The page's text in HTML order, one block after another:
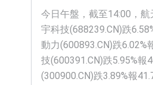
今日午盤，截至14:00，
宇科技(688239.CN)跌
動力(600893.CN)跌6.02%
技(600391.CN)跌5.95%報
(300900.CN)跌3.89%報